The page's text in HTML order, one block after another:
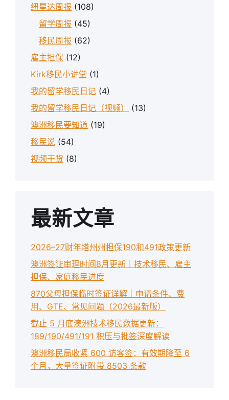
纽星达周报 (108)
留学周报 (45)
移民周报 (62)
雇主担保 (12)
Kirk移民小讲堂 (1)
我的留学移民日记 (4)
我的留学移民日记（视频）
(13)
澳洲移民要知道 (19)
移民说 (54)
视频干货 (8)
最新文章
2026–27财年塔州州担保190和491政策更新
澳洲签证审理时间8月更新｜技术移民、雇主
担保、家庭移民进度
870父母担保临时签证详解｜申请条件、费
用、GTE、常见问题（2026最新版）
截止 5 月底澳洲技术移民数据更新：
189/190/491/191 积压与批签深度解读
澳洲移民局收紧 600 访客签：有效期降至 6
个月，大量签证附带 8503 条款